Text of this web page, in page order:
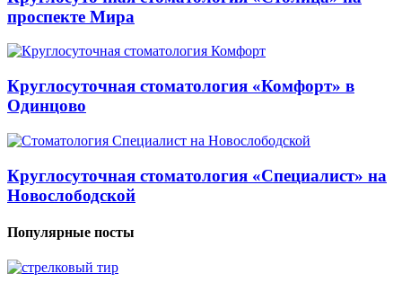
проспекте Мира
Круглосуточная стоматология «Комфорт» в
Одинцово
Круглосуточная стоматология «Специалист» на
Новослободской
Популярные посты